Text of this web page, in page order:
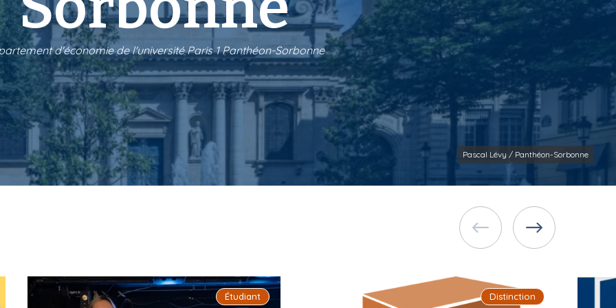
Pascal Lévy / Panthéon-Sorbonne
d'économie de l'université Paris 1 Panthéon-Sorbonne
Étudiant Distinction